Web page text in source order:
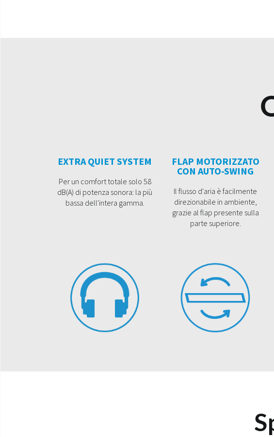
EXTRA QUIET SYSTEM
Per un comfort totale solo 58
dB(A) di potenza sonora: la più
bassa dell'intera gamma.
FLAP MOTORIZZATO
CON AUTO-SWING
Il flusso d'aria è facilmente
direzionabile in ambiente,
grazie al flap presente sulla
parte superiore.